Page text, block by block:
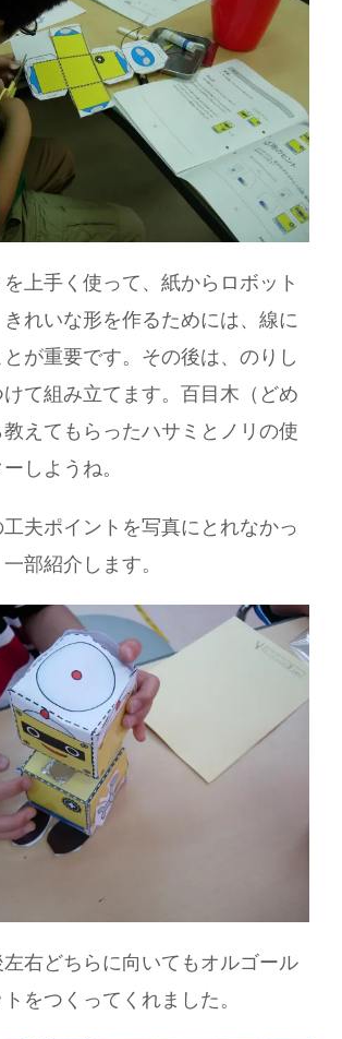
上手く使って、紙からロボット
れいな形を作るためには、線に
が重要です。その後は、のりし
て組み立てます。百目木（どめ
えてもらったハサミとノリの使
しようね。
夫ポイントを写真にとれなかっ
部紹介します。
右どちらに向いてもオルゴール
をつくってくれました。